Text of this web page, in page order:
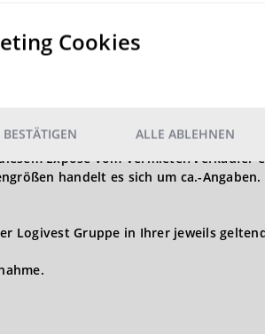
auf 4,0 Nettomonatsmieten. Die
Mehrwertsteuer.
- für die nicht als provisionsfrei
einschließlich 5 Mio. EUR, 4 % netto
3 % netto ab einem Kaufpreis von über
Exposé vom Vermieter/
handelt es sich um ca.-Angaben.
Logivest Gruppe in Ihrer jeweils
Cookies
ALLE ABLEHNEN